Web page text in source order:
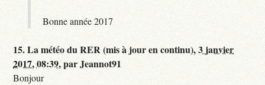
Bonne année 2017
15.La météo du RER (mis à jour en continu),3 janvier
2017, 08:39,parJeannot91
Bonjour